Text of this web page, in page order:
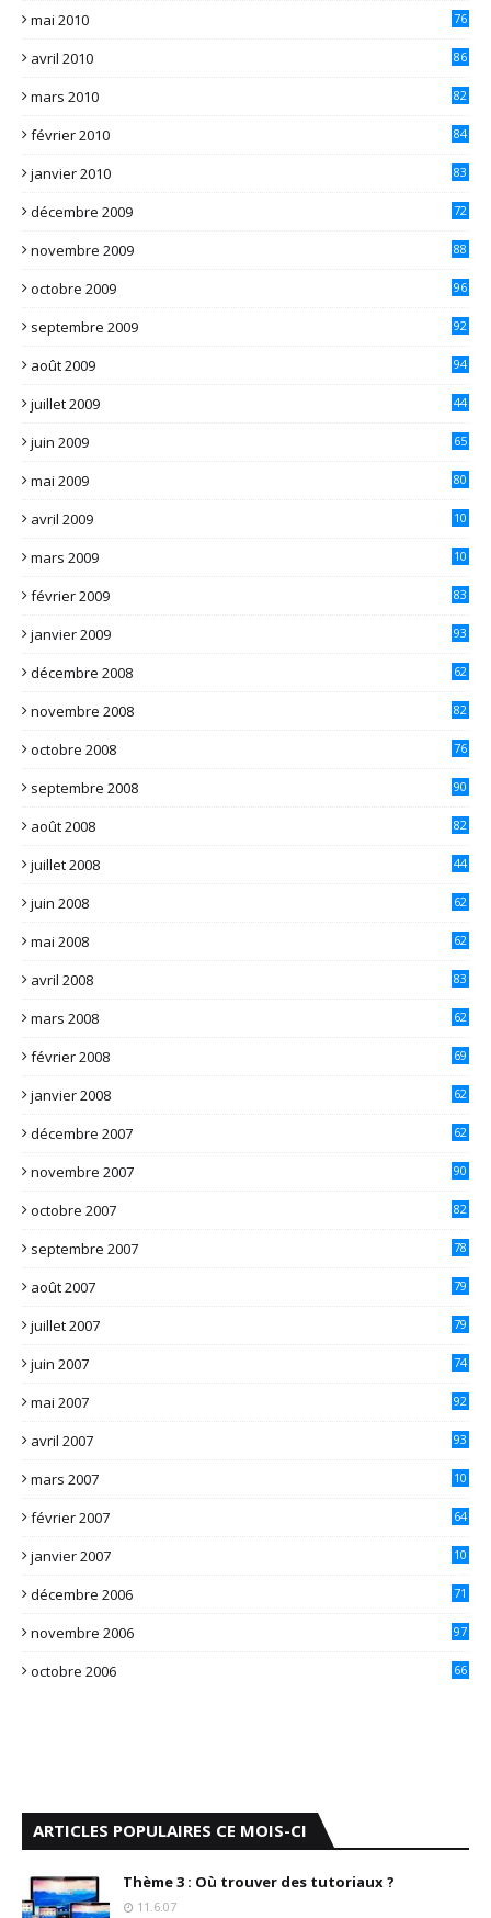
mai 2010 76
avril 2010 86
mars 2010 82
février 2010 84
janvier 2010 83
décembre 2009 72
novembre 2009 88
octobre 2009 96
septembre 2009 92
août 2009 94
juillet 2009 44
juin 2009 65
mai 2009 80
avril 2009
10
mars 2009
10
février 2009 83
janvier 2009 93
décembre 2008 62
novembre 2008 82
octobre 2008 76
septembre 2008 90
août 2008 82
juillet 2008 44
juin 2008 62
mai 2008 62
avril 2008 83
mars 2008 62
février 2008 69
janvier 2008 62
décembre 2007 62
novembre 2007 90
octobre 2007 82
septembre 2007 78
août 2007 79
juillet 2007 79
juin 2007 74
mai 2007 92
avril 2007 93
mars 2007
10
février 2007 64
janvier 2007
10
décembre 2006 71
novembre 2006 97
octobre 2006 66
ARTICLES POPULAIRES CE MOIS-CI
Thème 3 : Où trouver des tutoriaux ?
11.6.07